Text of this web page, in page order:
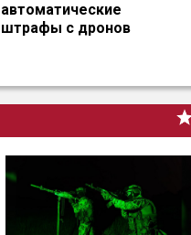
автоматические
штрафы с дронов